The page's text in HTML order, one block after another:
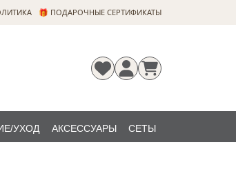
🎁 ПОДАРОЧНЫЕ СЕРТИФИКАТЫ
УХОД АКСЕССУАРЫ СЕТЫ